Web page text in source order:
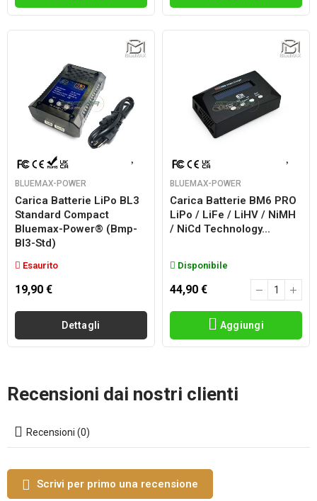
BLUEMAX-POWER
Carica Batterie LiPo BL3
Standard Compact
Bluemax-Power® (bmp-
Bl3-Std)
Esaurito
19,90 €
Dettagli
BLUEMAX-POWER
Carica Batterie BM6 PRO
LiPo / LiFe / LiHV / NiMH
/ NiCd Technology...
Disponibile
44,90 €
Aggiungi
Recensioni dai nostri clienti
Recensioni (0)
Scrivi per primo una recensione